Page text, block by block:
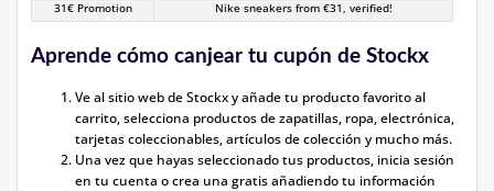
31€ Promotion
Nike sneakers from €31, verified!
Aprende cómo canjear tu cupón de Stockx
Ve al sitio web de Stockx y añade tu producto favorito al
carrito, selecciona productos de zapatillas, ropa, electrónica,
tarjetas coleccionables, artículos de colección y mucho más.
Una vez que hayas seleccionado tus productos, inicia sesión
en tu cuenta o crea una gratis añadiendo tu información